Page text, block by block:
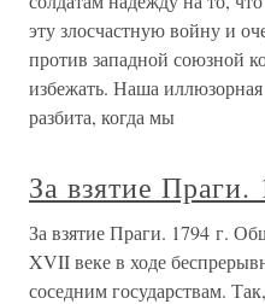
эту злосчастную войну и
против западной союзной
избежать. Наша
разбита, когда мы
За взятие Праги.
За взятие Праги. 1794 г.
XVII веке в ходе
соседним государствам.